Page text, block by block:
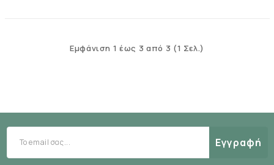
Εμφάνιση 1 έως 3 από 3 (1 Σελ.)
Εγγραφή